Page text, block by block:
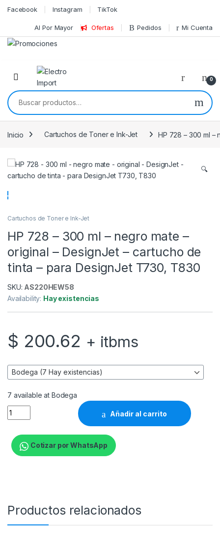
Skip to navigation
Skip to content
Facebook Instagram TikTok
Al Por Mayor Ofertas Pedidos Mi Cuenta
0
Buscar por:
Inicio Cartuchos de Toner e Ink-Jet HP 728 – 300 ml –
🔍
Cartuchos de Toner e Ink-Jet
HP 728 – 300 ml – negro mate –
original – DesignJet – cartucho de
tinta – para DesignJet T730, T830
SKU: AS220HEW58
Availability: Hay existencias
$ 200.62 + itbms
7 available at Bodega
HP 728 - 300 ml - negro mate - original - DesignJet -
Añadir al carrito
Cotizar por WhatsApp
Productos relacionados